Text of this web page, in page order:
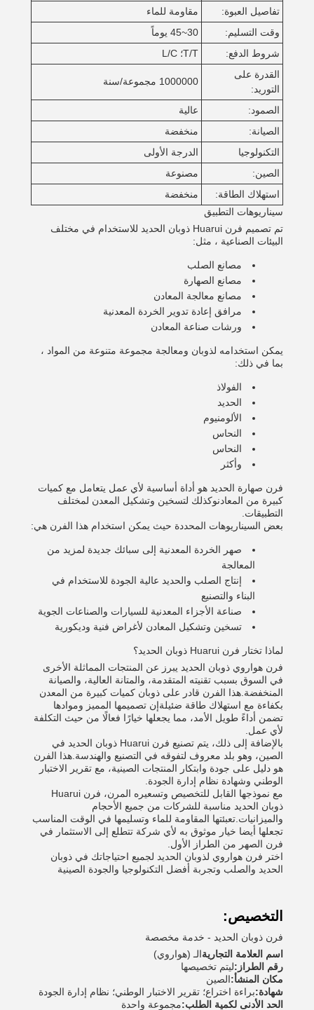
تفاصيل العبوة:
مقاومة للماء
وقت التسليم:
30~45 يوماً
شروط الدفع:
T/T؛ L/C
القدرة على
التوريد:
1000000 مجموعة/سنة
الصمود:
عالية
الصيانة:
منخفضة
التكنولوجيا
الدرجة الأولى
الصين:
مصنوعة
استهلاك الطاقة:
منخفضة
سيناريوهات التطبيق
تم تصميم فرن Huarui ذوبان الحديد للاستخدام في مختلف
البيئات الصناعية ، مثل:
مصانع الصلب
مصانع الصهارة
مصانع معالجة المعادن
مرافق إعادة تدوير الخردة المعدنية
ورشات صناعة المعادن
يمكن استخدامه لذوبان ومعالجة مجموعة متنوعة من المواد ،
بما في ذلك:
الفولاذ
الحديد
الألومنيوم
النحاس
النحاس
وأكثر
فرن صهارة الحديد هو أداة أساسية لأي عمل يتعامل مع كميات
كبيرة من المعادنوكذلك لتسخين وتشكيل المعدن لمختلف
التطبيقات.
بعض السيناريوهات المحددة حيث يمكن استخدام هذا الفرن هي:
صهر الخردة المعدنية إلى سبائك جديدة لمزيد من
المعالجة
إنتاج الصلب والحديد عالية الجودة للاستخدام في
البناء والتصنيع
صناعة الأجزاء المعدنية للسيارات والصناعات الجوية
تسخين وتشكيل المعادن لأغراض فنية وديكورية
لماذا تختار فرن Huarui ذوبان الحديد؟
فرن هواروي ذوبان الحديد يبرز عن المنتجات المماثلة الأخرى
في السوق بسبب تقنيته المتقدمة، والمتانة العالية، والصيانة
المنخفضة.هذا الفرن قادر على ذوبان كميات كبيرة من المعدن
بكفاءة مع استهلاك طاقة ضئيلةإن تصميمها المميز وموادها
تضمن أداءً طويل الأمد، مما يجعلها خيارًا فعالًا من حيث التكلفة
لأي عمل.
بالإضافة إلى ذلك، يتم تصنيع فرن Huarui ذوبان الحديد في
الصين، وهو بلد معروف لتفوقه في التصنيع والهندسة.هذا الفرن
هو دليل على جودة وابتكار المنتجات الصينية، مع تقرير الاختبار
الوطني وشهادة نظام إدارة الجودة.
مع نموذجها القابل للتخصيص وتسعيره المرن، فرن Huarui
ذوبان الحديد مناسبة للشركات من جميع الأحجام
والميزانيات.تعبئتها المقاومة للماء وتسليمها في الوقت المناسب
تجعلها أيضا خيار موثوق به لأي شركة تتطلع إلى الاستثمار في
فرن الصهر من الطراز الأول.
اختر فرن هواروي لذوبان الحديد لجميع احتياجاتك في ذوبان
الحديد والصلب وتجربة أفضل التكنولوجيا والجودة الصينية
التخصيص:
فرن ذوبان الحديد - خدمة مخصصة
اسم العلامة التجاريةالـ (هواروي)
رقم الطراز:ليتم تخصيصها
مكان المنشأ:الصين
شهادة:براءة اختراع؛ تقرير الاختبار الوطني؛ نظام إدارة الجودة
الحد الأدنى لكمية الطلب:مجموعة واحدة